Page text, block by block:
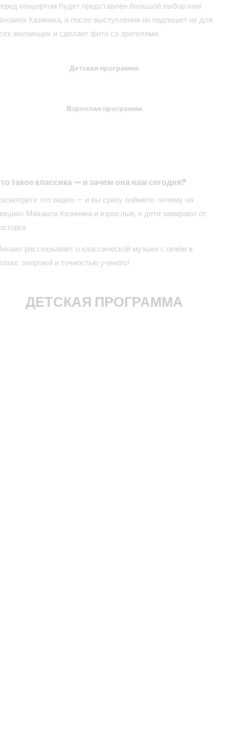
концертом будет представлен большой выбор книг
Казиника, а после выступления он подпишет их для
желающих и сделает фото со зрителями.
Детская программа
Взрослая программа
такое классика — и зачем она нам сегодня?
это видео — и вы сразу поймёте, почему на
Михаила Казиника и взрослые, и дети замирают от
рассказывает о классической музыке с огнём в
энергией и точностью ученого!
ДЕТСКАЯ ПРОГРАММА